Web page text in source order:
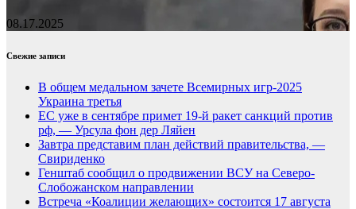
08.17.2025
Свежие записи
В общем медальном зачете Всемирных игр-2025
Украина третья
ЕС уже в сентябре примет 19-й ракет санкций против
рф, — Урсула фон дер Ляйен
Завтра представим план действий правительства, —
Свириденко
Генштаб сообщил о продвижении ВСУ на Северо-
Слобожанском направлении
Встреча «Коалиции желающих» состоится 17 августа